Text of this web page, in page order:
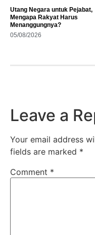
Utang Negara untuk Pejabat,
Mengapa Rakyat Harus
Menanggungnya?
05/08/2026
Leave a
Your email address
fields are marked *
Comment *